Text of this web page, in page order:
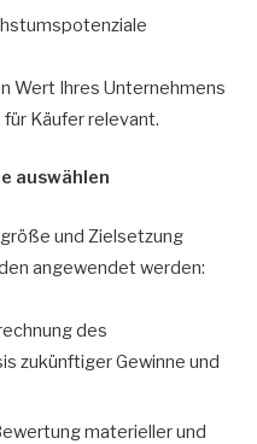
Wert Ihres Unternehmens
Käufer relevant.
auswählen
und Zielsetzung
angewendet werden:
des
zukünftiger Gewinne und
materieller und